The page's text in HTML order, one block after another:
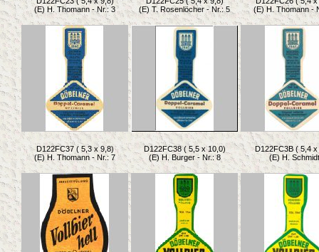
(E) H. Thomann - Nr.: 3
(E) T. Rosenlöcher - Nr.: 5
(E) H. Thomann -
D122FC37 ( 5,3 x 9,8)
(E) H. Thomann - Nr.: 7
D122FC38 ( 5,5 x 10,0)
(E) H. Burger - Nr.: 8
D122FC3B ( 5,4 x
(E) H. Schmidt